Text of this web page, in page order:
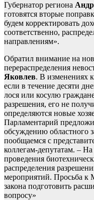
Губернатор региона
готовятся вторые
будем корректировать
соответственно,
направлениям».
Обратил внимание на
перераспределения
Яковлев. В изменениях
если в течение десяти
лося или косулю
разрешения, его не
определяются новые
Парламентарий
обсуждению областного
пообщаемся с
коллегам-депутатам. –
проведения
распределения
мероприятий. Просьба
закона подготовить
вопросу»